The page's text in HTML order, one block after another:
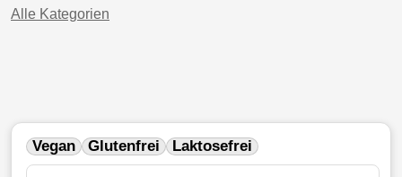
Alle Kategorien
Vegan Glutenfrei Laktosefrei